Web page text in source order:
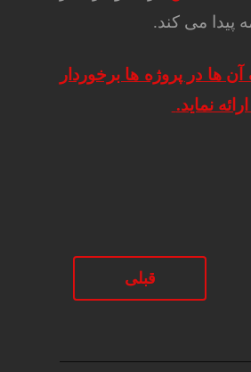
ها در پروژه ها برخوردار
نماید.
قبلی